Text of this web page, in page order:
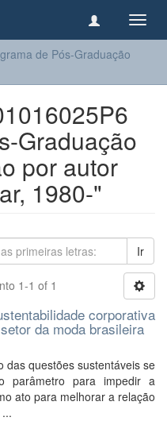
de Pós-Graduação
Graduação
por autor
1980-"
Ir
1-1 of 1
corporativa
da moda brasileira
das questões sustentáveis se
parâmetro para impedir a
ato para melhorar a relação